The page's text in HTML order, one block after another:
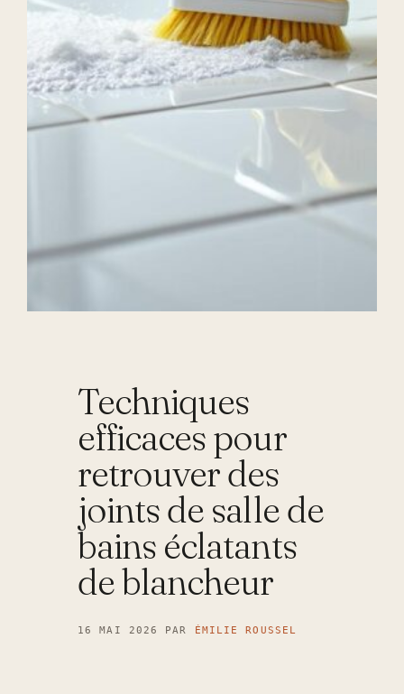
Techniques
efficaces pour
retrouver des
joints de salle de
bains éclatants
de blancheur
16 MAI 2026 PAR ÉMILIE ROUSSEL